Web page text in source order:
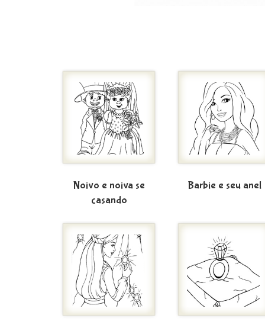
Noivo e noiva se
casando
Barbie e seu anel